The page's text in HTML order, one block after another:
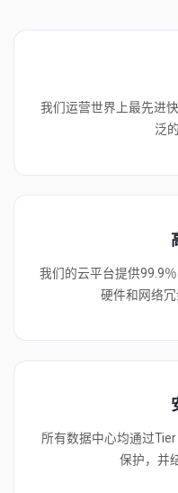
我们运营世界上最先进
泛
我们的云平台提供99.9
硬件和网络冗
所有数据中心均通过
保护，并